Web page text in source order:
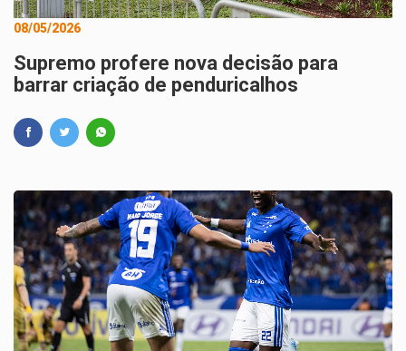
08/05/2026
Supremo profere nova decisão para
barrar criação de penduricalhos